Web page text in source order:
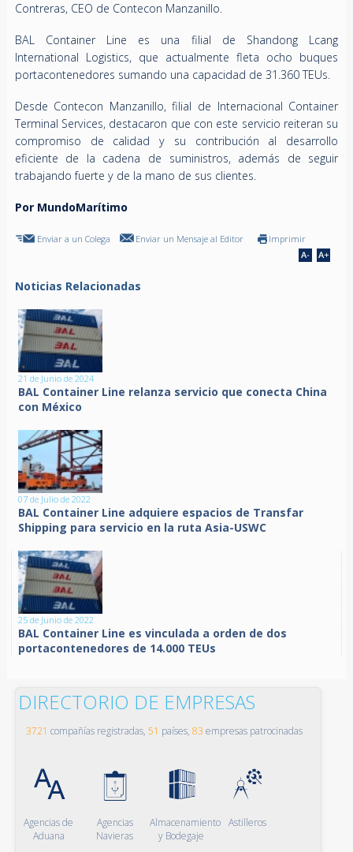
Contreras, CEO de Contecon Manzanillo.
BAL Container Line es una filial de Shandong Lcang
International Logistics, que actualmente fleta ocho buques
portacontenedores sumando una capacidad de 31.360 TEUs.
Desde Contecon Manzanillo, filial de Internacional Container
Terminal Services, destacaron que con este servicio reiteran su
compromiso de calidad y su contribución al desarrollo
eficiente de la cadena de suministros, además de seguir
trabajando fuerte y de la mano de sus clientes.
Por MundoMarítimo
Enviar a un Colega Enviar un Mensaje al Editor Imprimir
Noticias Relacionadas
21 de Junio de 2024
BAL Container Line relanza servicio que conecta China
con México
07 de Julio de 2022
BAL Container Line adquiere espacios de Transfar
Shipping para servicio en la ruta Asia-USWC
25 de Junio de 2022
BAL Container Line es vinculada a orden de dos
portacontenedores de 14.000 TEUs
DIRECTORIO DE EMPRESAS
3721 compañías registradas, 51 países, 83 empresas patrocinadas
Agencias de
Aduana
Agencias
Navieras
Almacenamiento
y Bodegaje
Astilleros